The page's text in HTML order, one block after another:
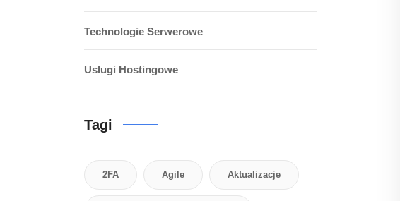
Technologie Serwerowe
Usługi Hostingowe
Tagi
2FA Agile Aktualizacje